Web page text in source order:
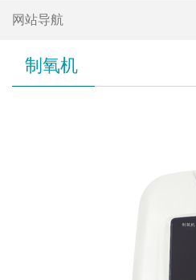
网站导航
制氧机